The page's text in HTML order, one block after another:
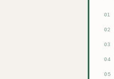
01
02
03
04
05